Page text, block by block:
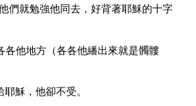
們就勉強他同去，好背著耶穌的十字
各他地方（各各他繙出來就是髑髏
穌，他卻不受。